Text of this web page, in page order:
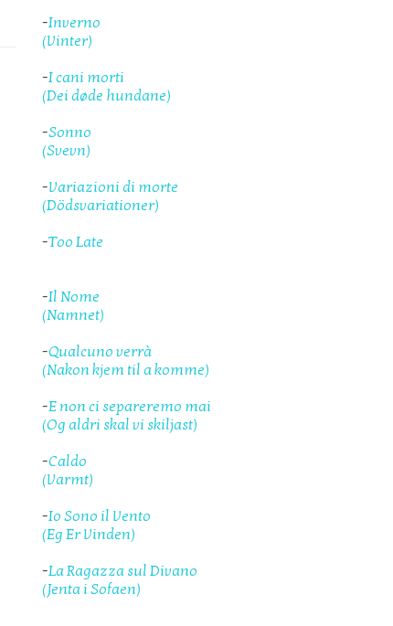
-Inverno
(Vinter)
-I cani morti
(Dei døde hundane)
-Sonno
(Svevn)
-Variazioni di morte
(Dödsvariationer)
-Too Late
-Il Nome
(Namnet)
-Qualcuno verrà
(Nakon kjem til a komme)
-E non ci separeremo mai
(Og aldri skal vi skiljast)
-Caldo
(Varmt)
-Io Sono il Vento
(Eg Er Vinden)
-La Ragazza sul Divano
(Jenta i Sofaen)